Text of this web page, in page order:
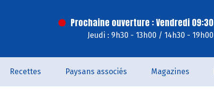
Prochaine ouverture : Vendredi 09:30
Jeudi : 9h30 - 13h00 / 14h30 - 19h00
Recettes Paysans associés Magazines